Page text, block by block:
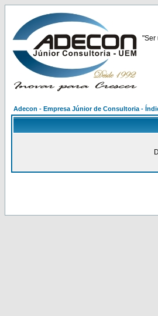
"Ser
Adecon - Empresa Júnior de Consultoria -